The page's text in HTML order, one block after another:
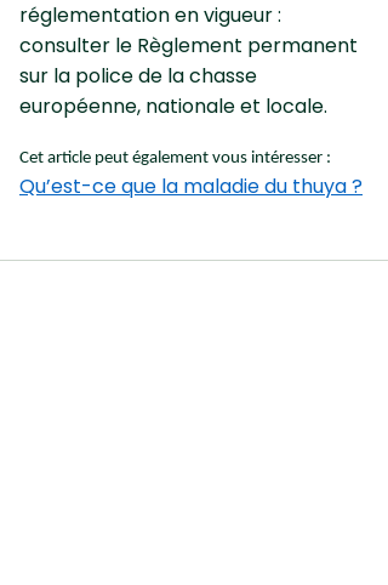
réglementation en vigueur :
consulter le Règlement permanent
sur la police de la chasse
européenne, nationale et locale.
Cet article peut également vous intéresser :
Qu’est-ce que la maladie du thuya ?